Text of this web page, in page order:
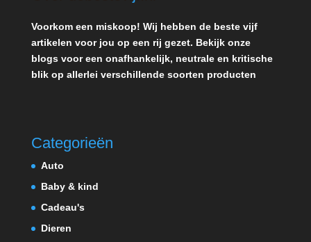
Voorkom een miskoop! Wij hebben de beste vijf
artikelen voor jou op een rij gezet. Bekijk onze
blogs voor een onafhankelijk, neutrale en kritische
blik op allerlei verschillende soorten producten
Categorieën
Auto
Baby & kind
Cadeau's
Dieren